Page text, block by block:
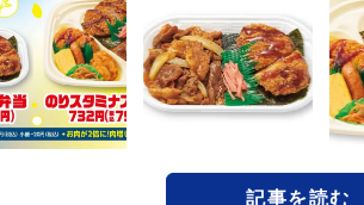
記事を読む